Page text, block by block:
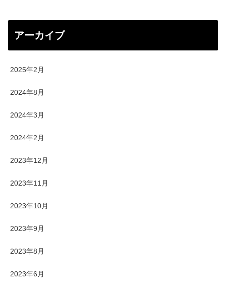
アーカイブ
2025年2月
2024年8月
2024年3月
2024年2月
2023年12月
2023年11月
2023年10月
2023年9月
2023年8月
2023年6月